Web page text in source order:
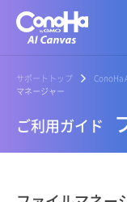
サポートトップ ConoHa
マネージャー
ご利用ガイド